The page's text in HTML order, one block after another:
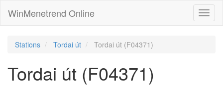
WinMenetrend Online
Stations Tordai út Tordai út (F04371)
Tordai út (F04371)